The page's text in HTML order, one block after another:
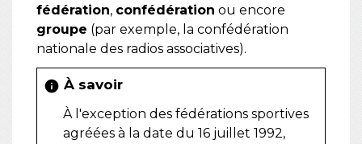
fédération, confédération ou encore
groupe (par exemple, la confédération
nationale des radios associatives).
info À savoir
À l'exception des fédérations sportives
agréées à la date du 16 juillet 1992,